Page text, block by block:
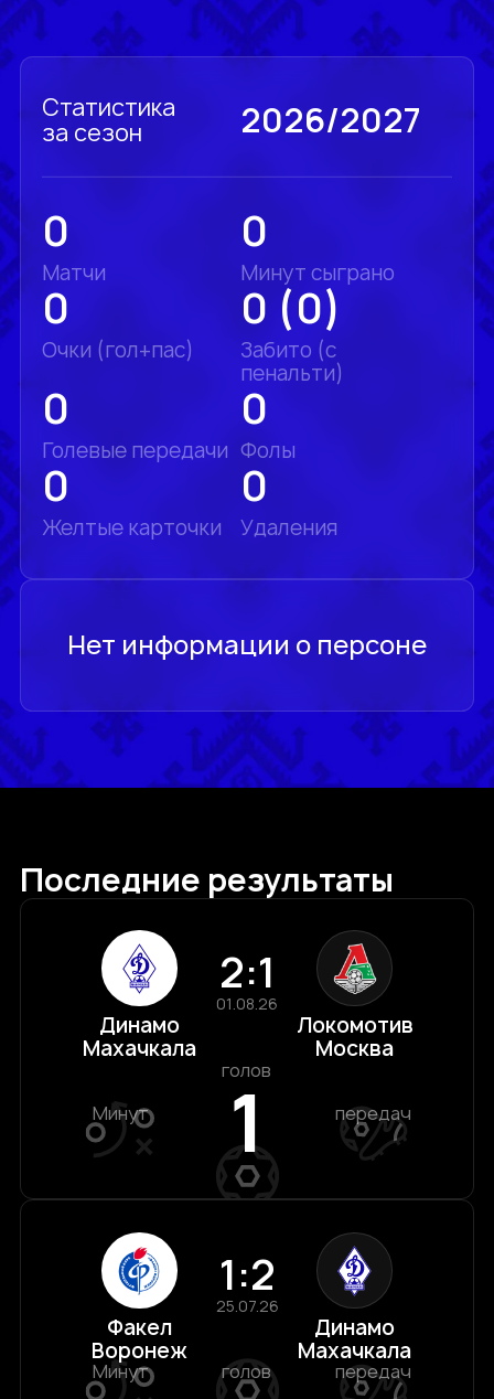
Статистика
за сезон
2026/2027
0
Матчи
0
Минут сыграно
0
Очки (гол+пас)
0 (0)
Забито (с
пенальти)
0
Голевые передачи
0
Фолы
0
Желтые карточки
0
Удаления
Последние результаты
Динамо
Махачкала
2:1
01.08.26
Локомотив
Москва
Минут
голов
1 передач
Факел
Воронеж
1:2
25.07.26
Динамо
Махачкала
Минут голов передач